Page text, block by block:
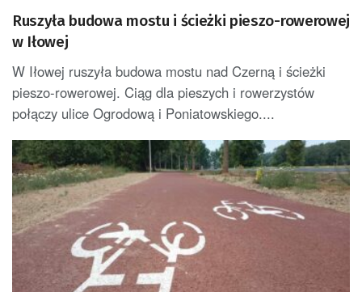
Ruszyła budowa mostu i ścieżki pieszo-rowerowej
w Iłowej
W Iłowej ruszyła budowa mostu nad Czerną i ścieżki
pieszo-rowerowej. Ciąg dla pieszych i rowerzystów
połączy ulice Ogrodową i Poniatowskiego....